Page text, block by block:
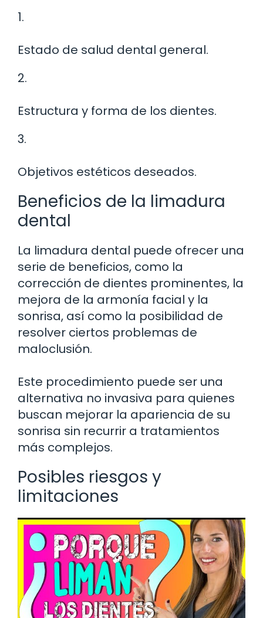
1.
Estado de salud dental general.
2.
Estructura y forma de los dientes.
3.
Objetivos estéticos deseados.
Beneficios de la limadura
dental
La limadura dental puede ofrecer una
serie de beneficios, como la
corrección de dientes prominentes, la
mejora de la armonía facial y la
sonrisa, así como la posibilidad de
resolver ciertos problemas de
maloclusión.
Este procedimiento puede ser una
alternativa no invasiva para quienes
buscan mejorar la apariencia de su
sonrisa sin recurrir a tratamientos
más complejos.
Posibles riesgos y
limitaciones